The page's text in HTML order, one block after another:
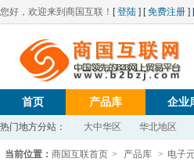
您好，欢迎来到商国互联！ [登陆 ] [免费注册 ]
首页 产品库 企业
热门地方分站： 大中华区 华北地区
当前位置： 商国互联首页 > 产品库 > 电子